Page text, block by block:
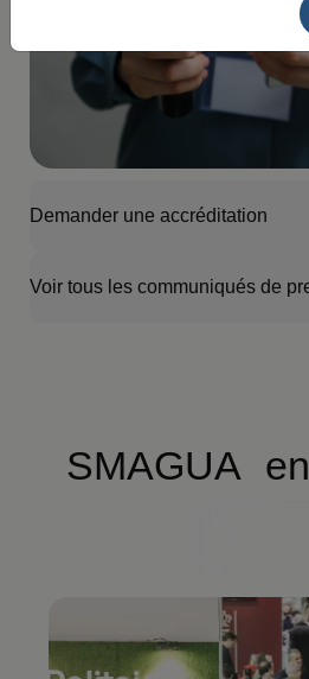
Demander une accréditation
Voir tous les communiqués de
SMAGUA